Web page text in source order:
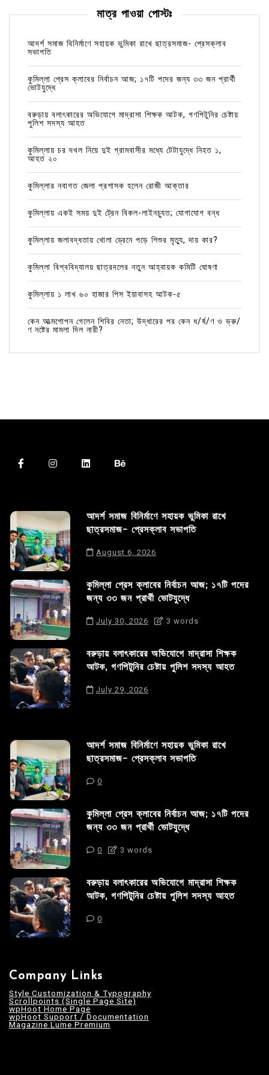
মাত্র পাওয়া পোস্টঃ
আদর্শ সমাজ বিনির্মাণে সহায়ক ভুমিকা রাখে ছাত্রসমাজ- প্রেসক্লাব
সভাপতি
কুমিল্লা প্রেস ক্লাবের নির্বাচন আজ; ১৭টি পদের জন্য ৩৩ জন প্রার্থী
ভোটযুদ্ধে
বরুড়ায় বলাৎকারের অভিযোগে মাদ্রাসা শিক্ষক আটক, গণপিটুনির চেষ্টায়
পুলিশ সদস্য আহত
কুমিল্লায় চর দখল নিয়ে দুই গ্রামবাসীর মধ্যে টেটাযুদ্ধে নিহত ১,
আহত ২০
কুমিল্লার নবাগত জেলা প্রশাসক হলেন রোজী আক্তার
কুমিল্লায় একই সময় দুই ট্রেন বিকল-লাইনচ্যুত; যোগাযোগ বন্ধ
কুমিল্লায় জলাবদ্ধতায় খোলা ড্রেনে পড়ে শিশুর মৃত্যু, দায় কার?
কুমিল্লা বিশ্ববিদ্যালয় ছাত্রদলের নতুন আহ্বায়ক কমিটি ঘোষণা
কুমিল্লায় ১ লাখ ৬০ হাজার পিস ইয়াবাসহ আটক-৫
কেন আত্মগোপন গেলেন শিবির নেতা; উদ্ধারের পর কেন ধ/র্ষ/ণ ও ভ্রু/
ণ নষ্টের মামলা দিল নারী?
আদর্শ সমাজ বিনির্মাণে সহায়ক ভুমিকা রাখে
ছাত্রসমাজ- প্রেসক্লাব সভাপতি
August 6, 2026
কুমিল্লা প্রেস ক্লাবের নির্বাচন আজ; ১৭টি পদের
জন্য ৩৩ জন প্রার্থী ভোটযুদ্ধে
July 30, 2026 3 words
বরুড়ায় বলাৎকারের অভিযোগে মাদ্রাসা শিক্ষক
আটক, গণপিটুনির চেষ্টায় পুলিশ সদস্য আহত
July 29, 2026
আদর্শ সমাজ বিনির্মাণে সহায়ক ভুমিকা রাখে
ছাত্রসমাজ- প্রেসক্লাব সভাপতি
0
কুমিল্লা প্রেস ক্লাবের নির্বাচন আজ; ১৭টি পদের
জন্য ৩৩ জন প্রার্থী ভোটযুদ্ধে
0 3 words
বরুড়ায় বলাৎকারের অভিযোগে মাদ্রাসা শিক্ষক
আটক, গণপিটুনির চেষ্টায় পুলিশ সদস্য আহত
0
Company Links
Style Customization & Typography
Scrollpoints (Single Page Site)
wpHoot Home Page
wpHoot Support / Documentation
Magazine Lume Premium